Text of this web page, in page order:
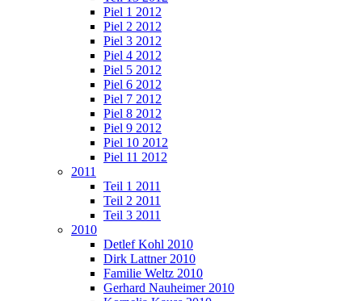
Piel 1 2012
Piel 2 2012
Piel 3 2012
Piel 4 2012
Piel 5 2012
Piel 6 2012
Piel 7 2012
Piel 8 2012
Piel 9 2012
Piel 10 2012
Piel 11 2012
2011
Teil 1 2011
Teil 2 2011
Teil 3 2011
2010
Detlef Kohl 2010
Dirk Lattner 2010
Familie Weltz 2010
Gerhard Nauheimer 2010